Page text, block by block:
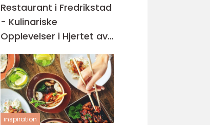
Restaurant i Fredrikstad
- Kulinariske
Opplevelser i Hjertet av
Østfold
inspiration